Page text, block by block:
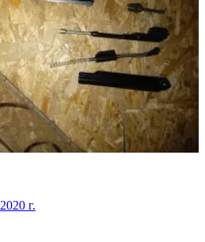
2020 г.